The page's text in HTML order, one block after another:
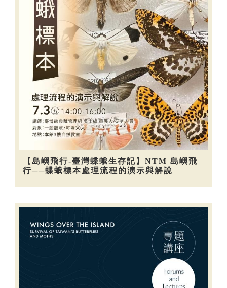
【島嶼飛行-臺灣蝶蛾生存記】NTM 島嶼飛
行──蝶蛾標本處理流程的演示與解說